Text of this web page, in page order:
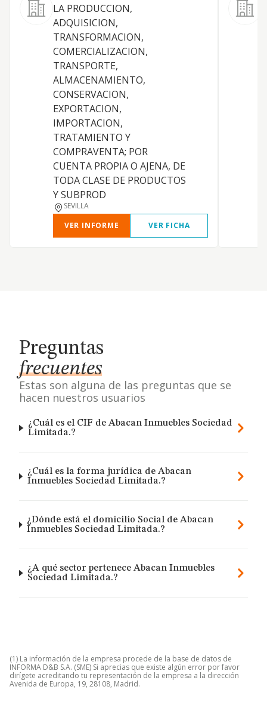
LA PRODUCCION,
ADQUISICION,
TRANSFORMACION,
COMERCIALIZACION,
TRANSPORTE,
ALMACENAMIENTO,
CONSERVACION,
EXPORTACION,
IMPORTACION,
TRATAMIENTO Y
COMPRAVENTA; POR
CUENTA PROPIA O AJENA, DE
TODA CLASE DE PRODUCTOS
Y SUBPROD
SEVILLA
VER INFORME
VER FICHA
Preguntas
frecuentes
Estas son alguna de las preguntas que se
hacen nuestros usuarios
¿Cuál es el CIF de Abacan Inmuebles Sociedad
Limitada.?
¿Cuál es la forma jurídica de Abacan
Inmuebles Sociedad Limitada.?
¿Dónde está el domicilio Social de Abacan
Inmuebles Sociedad Limitada.?
¿A qué sector pertenece Abacan Inmuebles
Sociedad Limitada.?
(1) La información de la empresa procede de la base de datos de
INFORMA D&B S.A. (SME) Si aprecias que existe algún error por favor
dirígete acreditando tu representación de la empresa a la dirección
Avenida de Europa, 19, 28108, Madrid.